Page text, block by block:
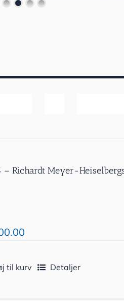
– Richardt Meyer-
til kurv Detaljer